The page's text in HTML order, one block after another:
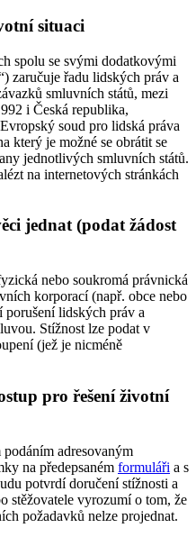
situaci
spolu se svými dodatkovými
zaručuje řadu lidských práv a
smluvních států, mezi
i Česká republika,
soud pro lidská práva
který je možné se obrátit se
jednotlivých smluvních států.
na internetových stránkách
jednat (podat žádost
nebo soukromá právnická
korporací (např. obce nebo
porušení lidských práv a
Stížnost lze podat v
(jež je nicméně
pro řešení životní
adresovaným
na předepsaném formuláři a s
potvrdí doručení stížnosti a
stěžovatele vyrozumí o tom, že
požadavků nelze projednat.